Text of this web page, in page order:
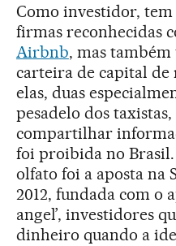
Como investidor,
firmas reconhecidas
Airbnb, mas
carteira de capital de
elas, duas
pesadelo dos
compartilhar
foi proibida no Brasil.
olfato foi a aposta na
2012, fundada com o
angel’, investidores
dinheiro quando a